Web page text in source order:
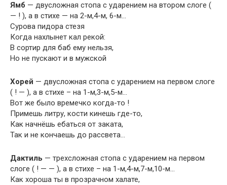
Ямб — двусложная стопа с ударением на втором слоге (
— ! ), а в стихе — на 2-м,4-м, 6-м…
Сурова пидора стезя
Когда нахлынет кал рекой:
В сортир для баб ему нельзя,
Но не пускают и в мужской
Хорей — двусложная стопа с ударением на первом слоге
( ! — ), а в стихе – на 1-м,3-м,5-м…
Вот же было времечко когда-то !
Примешь литру, кости кинешь где-то,
Как начнёшь ебаться от заката,
Так и не кончаешь до рассвета…
Дактиль — трехсложная стопа с ударением на первом
слоге ( ! — — ), а в стихе – на 1-м,4-м,7-м,10-м…
Как хороша ты в прозрачном халате,